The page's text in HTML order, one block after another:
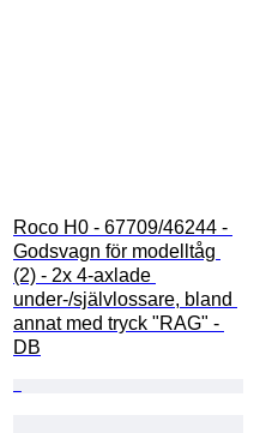
Roco H0 - 67709/46244 -
Godsvagn för modelltåg
(2) - 2x 4-axlade
under-/självlossare, bland
annat med tryck "RAG" -
DB